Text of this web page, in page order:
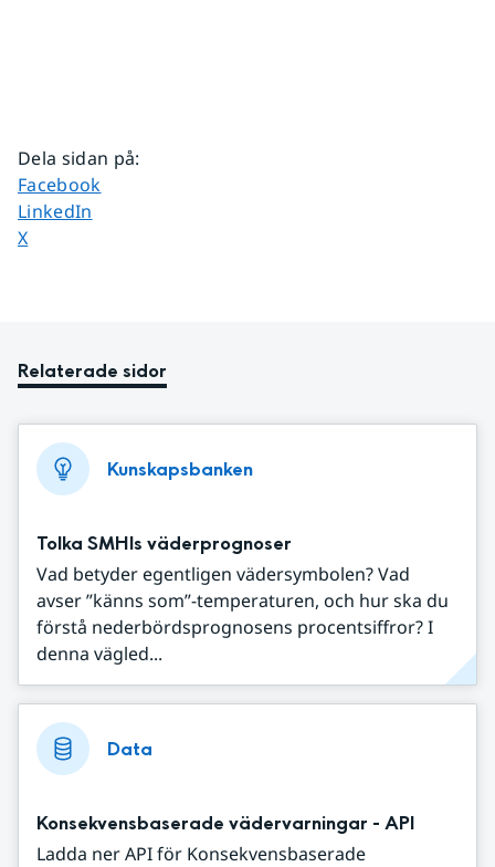
Dela sidan på:
Dela sidan på
Facebook
Dela sidan på
LinkedIn
Dela sidan på
X
Relaterade sidor
Kunskapsbanken
Tolka SMHIs väderprognoser
Vad betyder egentligen vädersymbolen? Vad
avser ”känns som”-temperaturen, och hur ska du
förstå nederbördsprognosens procentsiffror? I
denna vägled...
Data
Konsekvensbaserade vädervarningar - API
Ladda ner API för Konsekvensbaserade